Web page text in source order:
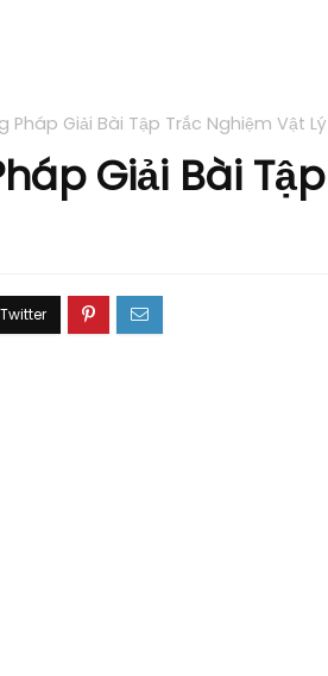
Pháp Giải Bài Tập Trắc Nghiệm Vật
Giải Bài